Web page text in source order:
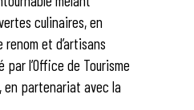
culinaires, en
et d’artisans
l’Office de Tourisme
en partenariat avec la